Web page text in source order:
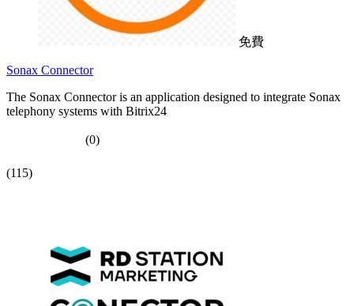
免費
Sonax Connector
The Sonax Connector is an application designed to integrate Sonax
telephony systems with Bitrix24
(0)
(115)